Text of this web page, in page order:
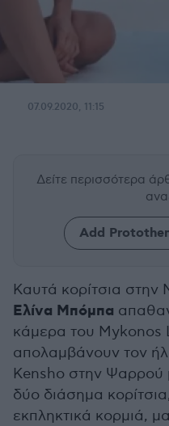
07.09.2020, 11:15
Δείτε περισσότερα
Add
Καυτά κορίτσια στην
Ελίνα Μπόμπα
κάμερα του Mykonos
απολαμβάνουν τον
Kensho στην Ψαρρού
δύο διάσημα
εκπληκτικά κορμιά,